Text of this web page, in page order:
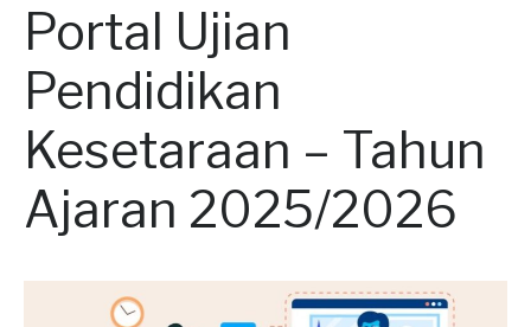
Portal Ujian
Pendidikan
Kesetaraan – Tahun
Ajaran 2025/2026